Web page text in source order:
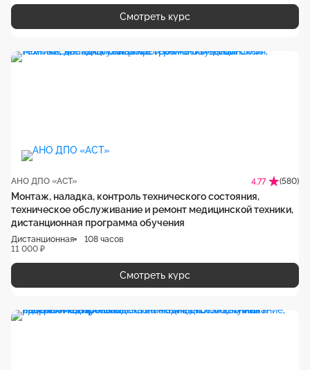
Смотреть курс
АНО ДПО «АСТ» 4.77 (580)
Монтаж, наладка, контроль технического состояния,
техническое обслуживание и ремонт медицинской техники,
дистанционная программа обучения
Дистанционная
108 часов
11 000 ₽
Смотреть курс